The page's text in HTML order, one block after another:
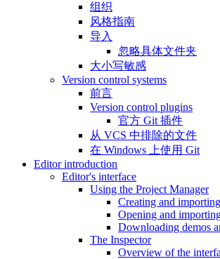
组织
风格指南
导入
忽略具体文件夹
大小写敏感
Version control systems
前言
Version control plugins
官方 Git 插件
从 VCS 中排除的文件
在 Windows 上使用 Git
Editor introduction
Editor's interface
Using the Project Manager
Creating and
Opening and
Downloading demos
The Inspector
Overview of the